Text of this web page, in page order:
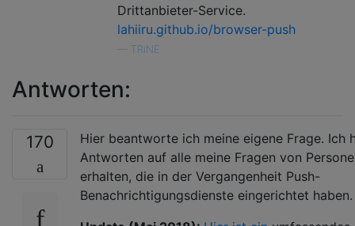
Drittanbieter-Service.
lahiiru.github.io/browser-push
TRiNE
Antworten:
170
Hier beantworte ich meine eigene Frage. Ich
Antworten auf alle meine Fragen von
erhalten, die in der Vergangenheit Push-
Benachrichtigungsdienste eingerichtet haben.